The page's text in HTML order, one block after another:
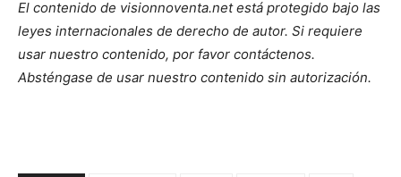
El contenido de visionnoventa.net está protegido bajo las
leyes internacionales de derecho de autor. Si requiere
usar nuestro contenido, por favor contáctenos.
Absténgase de usar nuestro contenido sin autorización.